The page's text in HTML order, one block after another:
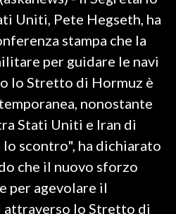
Uniti, Pete Hegseth, ha
stampa che la
per guidare le navi
lo Stretto di Hormuz è
nonostante
Stati Uniti e Iran di
scontro", ha dichiarato
che il nuovo sforzo
per agevolare il
attraverso lo Stretto di